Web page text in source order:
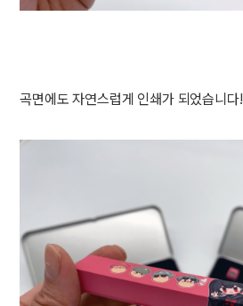
곡면에도 자연스럽게 인쇄가 되었습니다!